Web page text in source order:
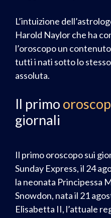
L’intuizione
Harold Naylor che ha
l’oroscopo un
tutti i nati sotto lo
assoluta.
Il primo
giornali
Il primo oroscopo sui
Sunday Express, il 24
la neonata Principessa
Snowdon, nata il 21
Elisabetta II, l’attuale